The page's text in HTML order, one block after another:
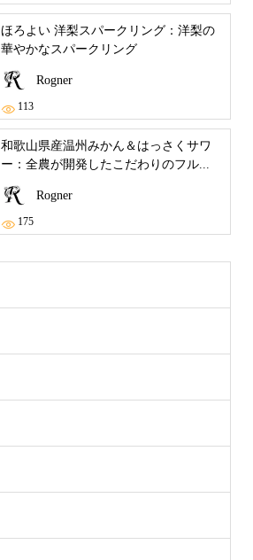
ほろよい 洋梨スパークリング：洋梨の
華やかなスパークリング
Rogner
113
和歌山県産温州みかん＆はっさくサワ
ー：全農が開発したこだわりのフル...
Rogner
175